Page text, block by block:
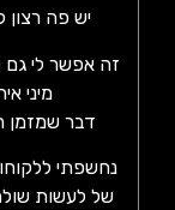
יש פה רצון
זה אפשר לי גם
מיני
דבר שמזמן
נחשפתי